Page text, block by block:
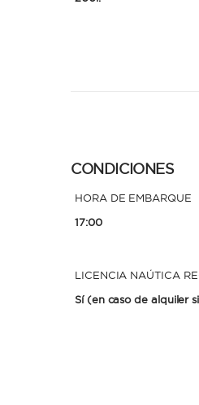
CONDICIONES
HORA DE EMBARQUE
17:00
LICENCIA NAÚTICA
Sí (en caso de alquiler